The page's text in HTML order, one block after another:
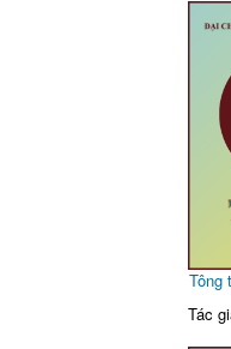
Tông
Tác